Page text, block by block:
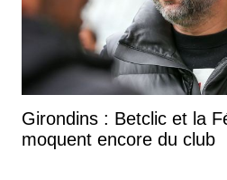
Girondins : Betclic et la
moquent encore du club